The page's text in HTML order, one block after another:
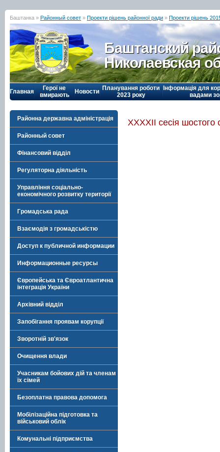
Баштанка » Районный совет » Проекти рішень районної ради » Проекти рішень
Баштанский
Николаевская
Главная
Герої не
вмирають
Новости Планування роботи
2023 року
Інформація для
вадами
Районна державна адміністрація
Районный совет
Фінансовий відділ
Регуляторна діяльність
Управління соціально-
економічного розвитку території
Громадська рада
Взаємодія з громадськістю
Доступ к публичной информации
Информационные ресурсы
Європейська та Євроатлантична
інтеграція України
Архівний відділ
Запобігання проявам корупції
Зворотній зв'язок
Очищення влади
Учасникам бойових дій та членам
їх сімей
Безоплатна правова допомога
Мобілізаційна підготовка та
військовий облік
Комунальні підприємства
ХХХХІІ сесія шостого